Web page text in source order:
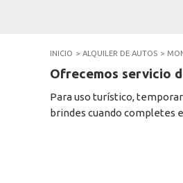
INICIO ALQUILER DE AUTOS
Ofrecemos servicio
Para uso turístico,
brindes cuando completes